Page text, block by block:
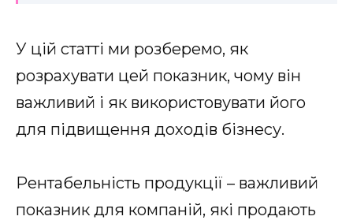
У цій статті ми розберемо, як
розрахувати цей показник, чому він
важливий і як використовувати його
для підвищення доходів бізнесу.
Рентабельність продукції – важливий
показник для компаній, які продають